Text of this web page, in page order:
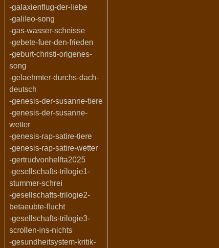
-galaxienflug-der-liebe
-galileo-song
-gas-wasser-scheisse
-gebete-fuer-den-frieden
-geburt-christi-origenes-
song
-gelaehmter-durchs-dach-
deutsch
-genesis-der-susanne-tiere
-genesis-der-susanne-
wetter
-genesis-rap-satire-tiere
-genesis-rap-satire-wetter
-gertrudvonhelfta2025
-gesellschafts-trilogie1-
stummer-schrei
-gesellschafts-trilogie2-
betaeubte-flucht
-gesellschafts-trilogie3-
scrollen-ins-nichts
-gesundheitsystem-kritik-